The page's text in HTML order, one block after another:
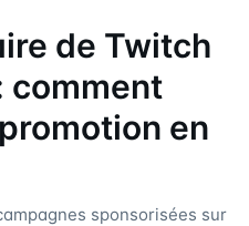
de Twitch
comment
en
sponsorisées sur